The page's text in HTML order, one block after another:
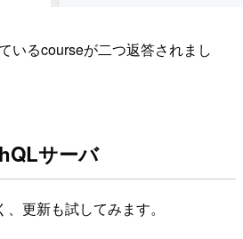
いるcourseが二つ返答されまし
サーバ
更新も試してみます。